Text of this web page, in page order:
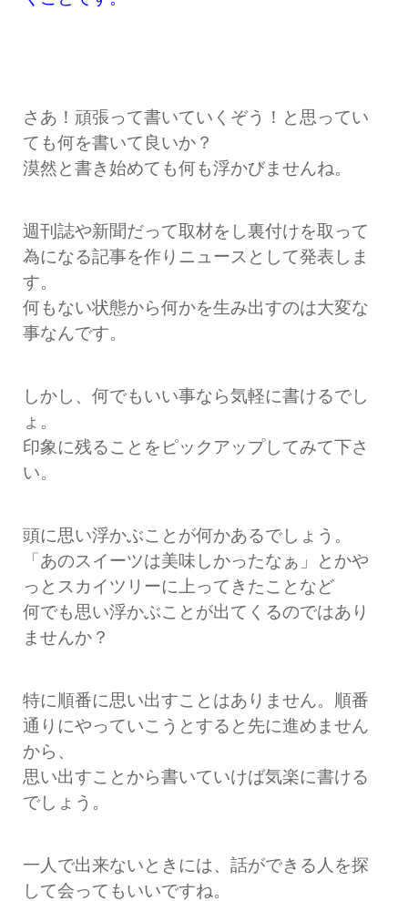
さあ！頑張って書いていくぞう！と思ってい
ても何を書いて良いか？
漠然と書き始めても何も浮かびませんね。
週刊誌や新聞だって取材をし裏付けを取って
為になる記事を作りニュースとして発表しま
す。
何もない状態から何かを生み出すのは大変な
事なんです。
しかし、何でもいい事なら気軽に書けるでし
ょ。
印象に残ることをピックアップしてみて下さ
い。
頭に思い浮かぶことが何かあるでしょう。
「あのスイーツは美味しかったなぁ」とかや
っとスカイツリーに上ってきたことなど
何でも思い浮かぶことが出てくるのではあり
ませんか？
特に順番に思い出すことはありません。順番
通りにやっていこうとすると先に進めません
から、
思い出すことから書いていけば気楽に書ける
でしょう。
一人で出来ないときには、話ができる人を探
して会ってもいいですね。